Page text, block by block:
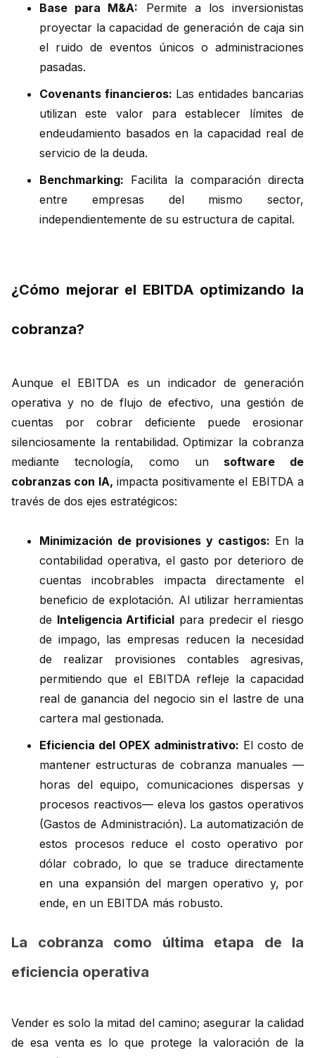
Base para M&A: Permite a los inversionistas
proyectar la capacidad de generación de caja sin
el ruido de eventos únicos o administraciones
pasadas.
Covenants financieros: Las entidades bancarias
utilizan este valor para establecer límites de
endeudamiento basados en la capacidad real de
servicio de la deuda.
Benchmarking: Facilita la comparación directa
entre empresas del mismo sector,
independientemente de su estructura de capital.
¿Cómo mejorar el EBITDA optimizando la
cobranza?
Aunque el EBITDA es un indicador de generación
operativa y no de flujo de efectivo, una gestión de
cuentas por cobrar deficiente puede erosionar
silenciosamente la rentabilidad. Optimizar la cobranza
mediante tecnología, como un software de
cobranzas con IA, impacta positivamente el EBITDA a
través de dos ejes estratégicos:
Minimización de provisiones y castigos: En la
contabilidad operativa, el gasto por deterioro de
cuentas incobrables impacta directamente el
beneficio de explotación. Al utilizar herramientas
de Inteligencia Artificial para predecir el riesgo
de impago, las empresas reducen la necesidad
de realizar provisiones contables agresivas,
permitiendo que el EBITDA refleje la capacidad
real de ganancia del negocio sin el lastre de una
cartera mal gestionada.
Eficiencia del OPEX administrativo: El costo de
mantener estructuras de cobranza manuales —
horas del equipo, comunicaciones dispersas y
procesos reactivos— eleva los gastos operativos
(Gastos de Administración). La automatización de
estos procesos reduce el costo operativo por
dólar cobrado, lo que se traduce directamente
en una expansión del margen operativo y, por
ende, en un EBITDA más robusto.
La cobranza como última etapa de la
eficiencia operativa
Vender es solo la mitad del camino; asegurar la calidad
de esa venta es lo que protege la valoración de la